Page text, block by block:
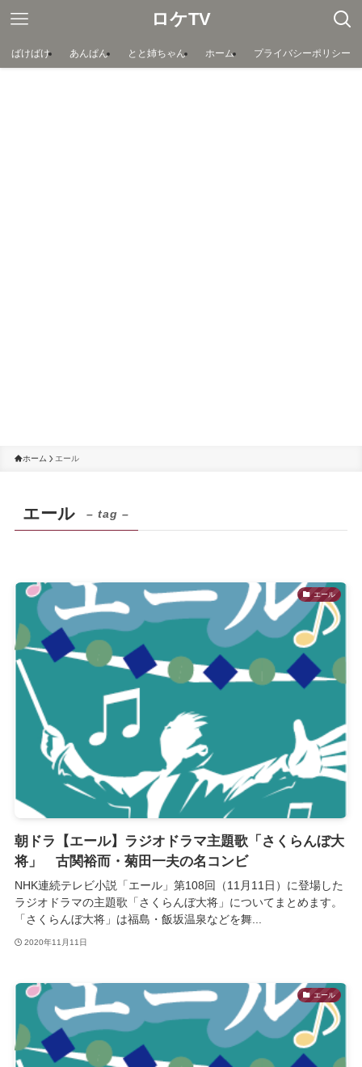
ロケTV
ばけばけ あんぱん とと姉ちゃん ホーム プライバシーポリシー
ホーム エール
エール – tag –
エール
朝ドラ【エール】ラジオドラマ主題歌「さくらんぼ大
将」 古関裕而・菊田一夫の名コンビ
NHK連続テレビ小説「エール」第108回（11月11日）に登場した
ラジオドラマの主題歌「さくらんぼ大将」についてまとめます。
「さくらんぼ大将」は福島・飯坂温泉などを舞...
2020年11月11日
エール